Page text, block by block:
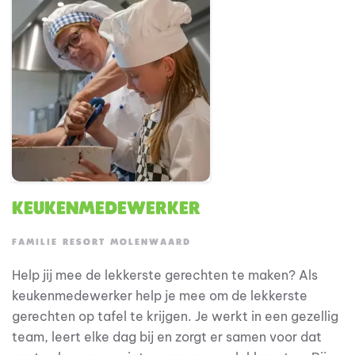
ervoor dat elke gast zich welkom voelt vanaf het
eerste moment.
Keukenmedewerker
FAMILIE RESORT MOLENWAARD
Help jij mee de lekkerste gerechten te maken? Als
keukenmedewerker help je mee om de lekkerste
gerechten op tafel te krijgen. Je werkt in een gezellig
team, leert elke dag bij en zorgt er samen voor dat